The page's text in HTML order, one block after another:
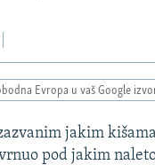
Evropa u vaš Google
jakim
pod jakim